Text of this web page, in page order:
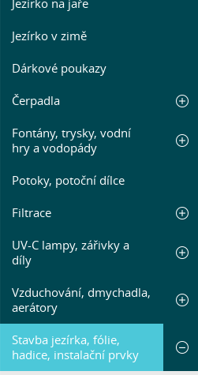
Jezírko na jaře
Jezírko v zimě
Dárkové poukazy
Čerpadla
Fontány, trysky, vodní
hry a vodopády
Potoky, potoční dílce
Filtrace
UV-C lampy, zářivky a
díly
Vzduchování, dmychadla,
aerátory
Stavba jezírka, fólie,
hadice, instalační prvky